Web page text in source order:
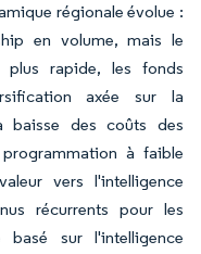
régionale évolue :
en volume, mais le
plus rapide, les fonds
axée sur la
baisse des coûts des
à faible
vers l'intelligence
récurrents pour les
basé sur l'intelligence